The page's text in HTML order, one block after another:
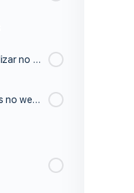
Configurando planos para visualizar no site após simulação
Atualizando valores dos veículos no website